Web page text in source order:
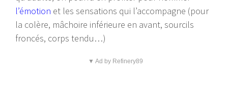
l’émotion et les sensations qui l’accompagne (pour
la colère, mâchoire inférieure en avant, sourcils
froncés, corps tendu…)
▼ Ad by Refinery89